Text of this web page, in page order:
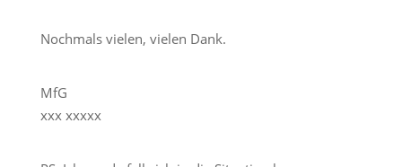
Nochmals vielen, vielen Dank.
MfG
xxx xxxxx